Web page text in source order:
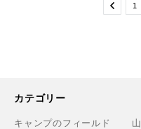
1
カテゴリー
キャンプのフィールド